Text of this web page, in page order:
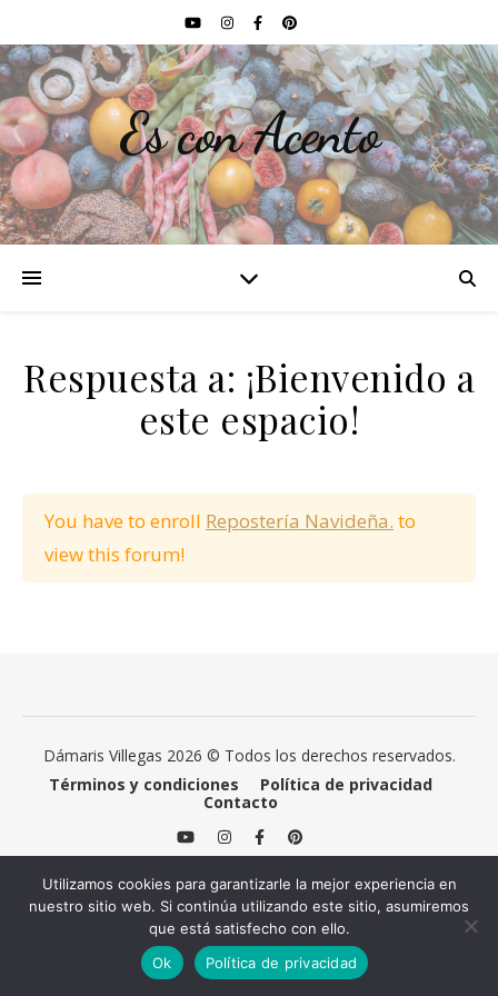
Es con Acento
Respuesta a: ¡Bienvenido a
este espacio!
You have to enroll Repostería Navideña. to
view this forum!
Dámaris Villegas 2026 © Todos los derechos reservados.
Términos y condiciones
Política de privacidad
Contacto
Utilizamos cookies para garantizarle la mejor experiencia en
nuestro sitio web. Si continúa utilizando este sitio, asumiremos
que está satisfecho con ello.
Ok
Política de privacidad